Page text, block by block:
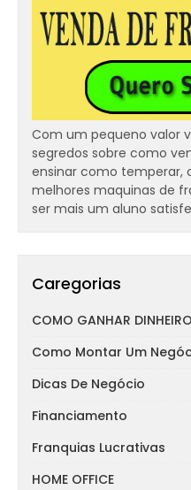
Com um pequeno valor
segredos sobre como
ensinar como temperar,
melhores maquinas de
ser mais um aluno
Caregorias
COMO GANHAR DINHEIRO
Como Montar Um
Dicas De Negócio
Financiamento
Franquias Lucrativas
HOME OFFICE